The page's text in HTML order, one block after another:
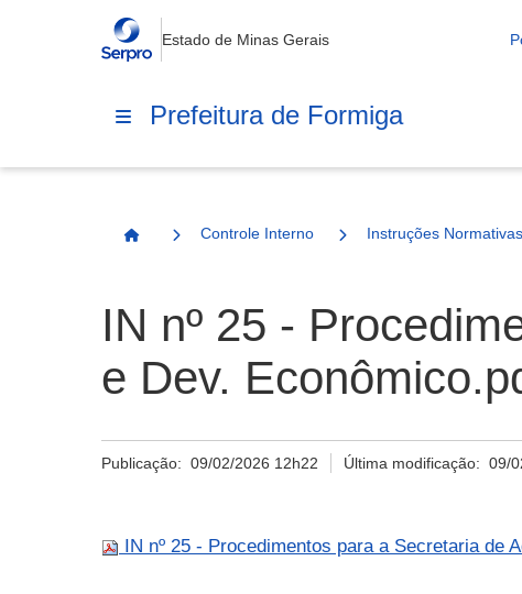
Estado de Minas Gerais
Prefeitura de Formiga
Página Inicial
Controle Interno Instruções Normativas
IN nº 25 -
e Dev.
Publicação: 09/02/2026 12h22 Última modificação:09/
IN nº 25 - Procedimentos para a Secretaria de